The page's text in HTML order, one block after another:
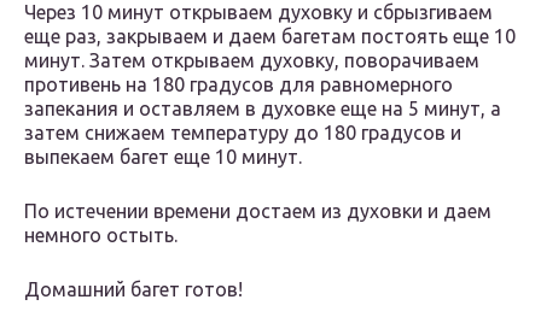
Через 10 минут открываем духовку и сбрызгиваем
еще раз, закрываем и даем багетам постоять еще 10
минут. Затем открываем духовку, поворачиваем
противень на 180 градусов для равномерного
запекания и оставляем в духовке еще на 5 минут, а
затем снижаем температуру до 180 градусов и
выпекаем багет еще 10 минут.
По истечении времени достаем из духовки и даем
немного остыть.
Домашний багет готов!